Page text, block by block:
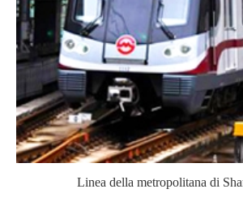
Linea della metropolitana di